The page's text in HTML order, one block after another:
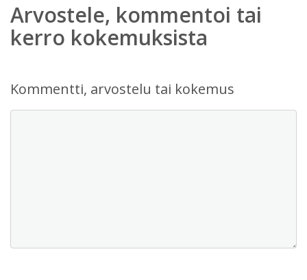
Arvostele, kommentoi tai
kerro kokemuksista
Kommentti, arvostelu tai kokemus